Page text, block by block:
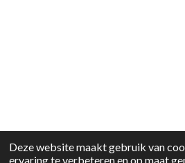
Deze website maakt gebruik van
ervaring te verbeteren en op maat